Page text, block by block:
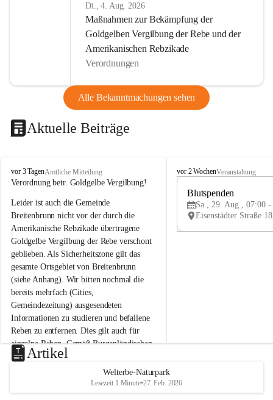
Di., 4. Aug. 2026
Maßnahmen zur Bekämpfung der
Goldgelben Vergilbung der Rebe und der
Amerikanischen Rebzikade
Verordnungen
Alle Bekanntmachungen sehen
Aktuelle Beiträge
B
r
i
t
e
n
b
r
u
n
n
a
m
N
e
u
s
d
vor 3 TagenAmtliche Mitteilung
Verordnung betr. Goldgelbe Vergilbung!
Leider ist auch die Gemeinde
Breitenbrunn nicht vor der durch die
Amerikanische Rebzikade übertragene
Goldgelbe Vergilbung der Rebe verschont
geblieben. Als Sicherheitszone gilt das
gesamte Ortsgebiet von Breitenbrunn
(siehe Anhang). Wir bitten nochmal die
bereits mehrfach (Cities,
Gemeindezeitung) ausgesendeten
Informationen zu studieren und befallene
Reben zu entfernen. Dies gilt auch für
einzelne Reben. Gemäß Burgenländischen
Weinbaugesetz sind nicht gepflegte oder
unzulässige Weingärten zu roden! Bitte
helfen wir zusammen um unsere Winzer
vor den prognostizierten Ernteausfällen
B
e
u
e
d
vor 2 WochenVeranstaltung
Blutspenden
Sa., 29. Aug., 07:00 -
Artikel
Welterbe-Naturpark
Lesezeit 1 Minute•27. Feb. 2026